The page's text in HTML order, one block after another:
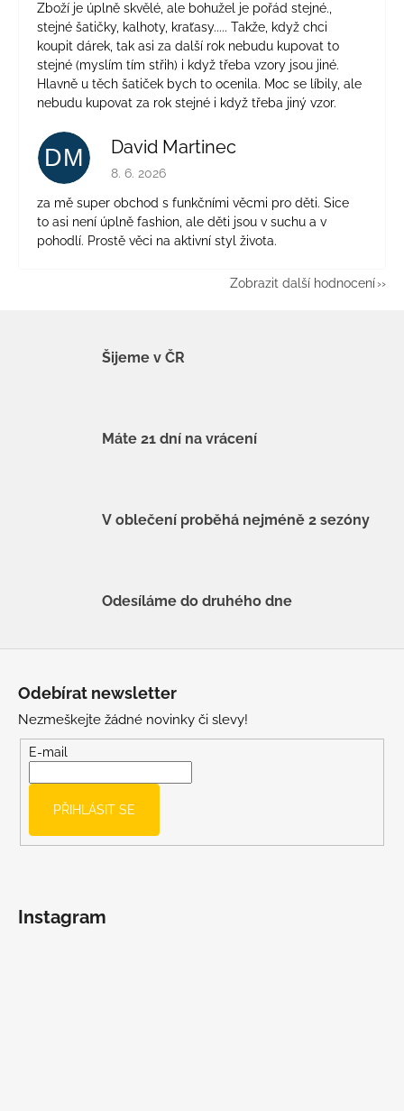
Zboží je úplně skvělé, ale bohužel je pořád stejné.,
stejné šatičky, kalhoty, kraťasy..... Takže, když chci
koupit dárek, tak asi za další rok nebudu kupovat to
stejné (myslím tím střih) i když třeba vzory jsou jiné.
Hlavně u těch šatiček bych to ocenila. Moc se líbily, ale
nebudu kupovat za rok stejné i když třeba jiný vzor.
DM David Martinec
Hodnocení obchodu je 5 z 5 hvězdiček.
8. 6. 2026
za mě super obchod s funkčními věcmi pro děti. Sice
to asi není úplně fashion, ale děti jsou v suchu a v
pohodlí. Prostě věci na aktivní styl života.
Zobrazit další hodnocení
Šijeme v ČR
Máte 21 dní na vrácení
V oblečení proběhá nejméně 2 sezóny
Odesíláme do druhého dne
Odebírat newsletter
Nezmeškejte žádné novinky či slevy!
E-mail
PŘIHLÁSIT SE
Instagram